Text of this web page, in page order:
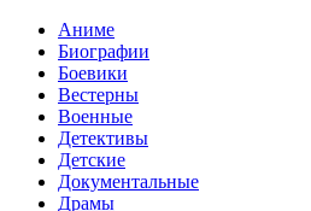
Аниме
Биографии
Боевики
Вестерны
Военные
Детективы
Детские
Документальные
Драмы